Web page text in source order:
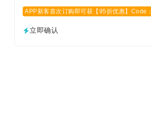
APP新客首次订购即可获【95折优惠】Code：
立即确认